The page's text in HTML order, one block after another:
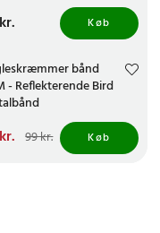
:39 kr. Køb
bånd
- Reflekterende Bird
pris
Tidligere pris
99 kr. Køb